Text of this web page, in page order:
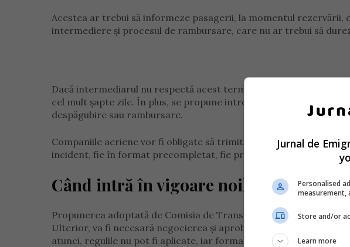
Acestea ar trebui să informeze pasagerii, la momentul rezervării,
intermediere și procesul de rambursare, care nu ar trebui să
Dacă intermediarul nu respectă acest termen, transportatorul
cel mult șapte zile. În plus, se propune introducerea unui
despăgubire sau rambursare.
Companiile aeriene vor fi obligate să trimită acest formular
incident, fie în format precompletat, fie printr-un canal de
Când intră în vigoare noile reguli
Propunerea adoptată de Comisia de Transport a Parlamentului
Ulterior, va fi necesară negocierea și aprobarea finală de către
atunci, regulile nu pot fi aplicate, iar forma lor finală ar putea
Jurnal de
Personalised
measurement,
Store and/or
Learn more